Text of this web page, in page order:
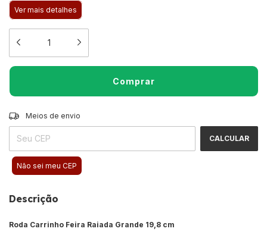
Ver mais detalhes
Entregas para o CEP:
Meios de envio
CALCULAR
Não sei meu CEP
Descrição
Roda Carrinho Feira Raiada Grande 19,8 cm